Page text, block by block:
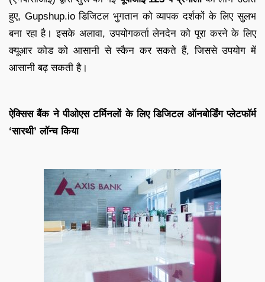
हुए, Gupshup.io डिजिटल भुगतान को व्यापक दर्शकों के लिए सुलभ
बना रहा है। इसके अलावा, उपयोगकर्ता लेनदेन को पूरा करने के लिए
क्यूआर कोड को आसानी से स्कैन कर सकते हैं, जिससे उपयोग में
आसानी बढ़ सकती है।
ऐक्सिस बैंक ने पीओएस टर्मिनलों के लिए डिजिटल ऑनबोर्डिंग प्लेटफॉर्म
‘सारथी’ लॉन्च किया